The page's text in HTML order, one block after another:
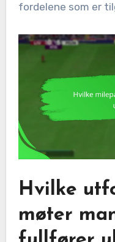
fordelene som er
Hvilke
møter